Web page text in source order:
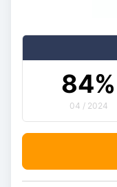
84%
04 / 2024